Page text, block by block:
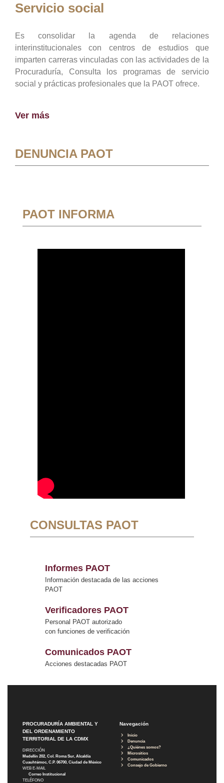
Servicio social
Es consolidar la agenda de relaciones
interinstitucionales con centros de estudios que
imparten carreras vinculadas con las actividades de la
Procuraduría, Consulta los programas de servicio
social y prácticas profesionales que la PAOT ofrece.
Ver más
DENUNCIA PAOT
PAOT INFORMA
CONSULTAS PAOT
Informes PAOT
Información destacada de las acciones
PAOT
Verificadores PAOT
Personal PAOT autorizado
con funciones de verificación
Comunicados PAOT
Acciones destacadas PAOT
PROCURADURÍA AMBIENTAL Y
DEL ORDENAMIENTO
TERRITORIAL DE LA CDMX
DIRECCIÓN
Medellín 202, Col. Roma Sur, Alcaldía
Cuauhtémoc, C.P. 06700, Ciudad de México
WEB E-MAIL
Correo Institucional
TELÉFONO
Navegación
Inicio
Denuncia
¿Quiénes somos?
Micrositios
Comunicados
Consejo de Gobierno